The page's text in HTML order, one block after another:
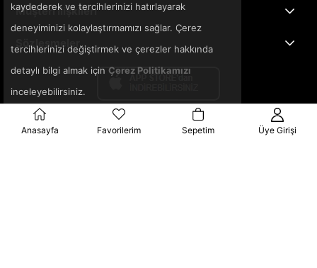
Müşteri İlişkileri
Sözleşmeler
kaydederek ve tercihlerinizi hatırlayarak
deneyiminizi kolaylaştırmamızı sağlar. Çerez
tercihlerinizi değiştirmek ve çerezler hakkında
detaylı bilgi almak için Çerez Politikamızı
inceleyebilirsiniz.
Anasayfa Favorilerim Sepetim Üye Girişi